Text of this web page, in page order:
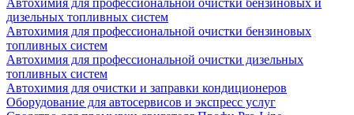
Автохимия для профессиональной очистки бензиновых и
дизельных топливных систем
Автохимия для профессиональной очистки бензиновых
топливных систем
Автохимия для профессиональной очистки дизельных
топливных систем
Автохимия для очистки и заправки кондиционеров
Оборудование для автосервисов и экспресс услуг